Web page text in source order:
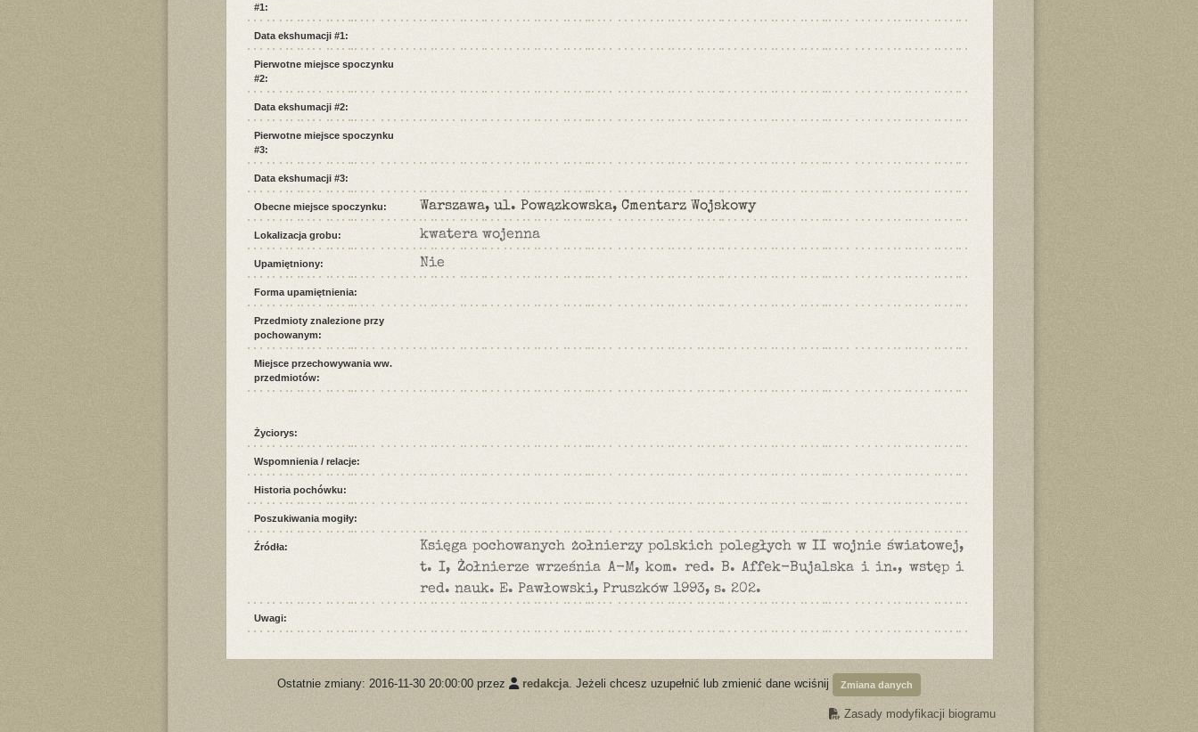
#1:
Data ekshumacji #1:
Pierwotne miejsce spoczynku
#2:
Data ekshumacji #2:
Pierwotne miejsce spoczynku
#3:
Data ekshumacji #3:
Obecne miejsce spoczynku: Warszawa, ul. Powązkowska, Cmentarz Wojskowy
Lokalizacja grobu: kwatera wojenna
Upamiętniony: Nie
Forma upamiętnienia:
Przedmioty znalezione przy
pochowanym:
Miejsce przechowywania ww.
przedmiotów:
Życiorys:
Wspomnienia / relacje:
Historia pochówku:
Poszukiwania mogiły:
Źródła:
Księga pochowanych żołnierzy polskich poległych w II wojnie światowej,
t. I, Żołnierze września A-M, kom. red. B. Affek-Bujalska i in., wstęp i
red. nauk. E. Pawłowski, Pruszków 1993, s. 202.
Uwagi:
Ostatnie zmiany: 2016-11-30 20:00:00 przez redakcja . Jeżeli chcesz uzupełnić lub zmienić dane wciśnij Zmiana danych
Zasady modyfikacji biogramu